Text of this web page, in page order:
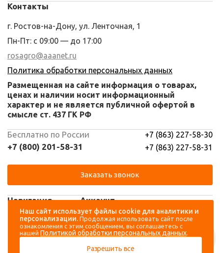
Навигация
Каталог
О компании
Аккаунт
Вход
Регистрация
Контакты
г. Ростов-на-Дону, ул. Ленточная, 1
Пн-Пт: с 09:00 — до 17:00
rosagro@aaanet.ru
Политика обработки персональных данных
Размещенная на сайте информация о товарах,
ценах и наличии носит информационный
характер и не является публичной офертой в
смысле ст. 437 ГК РФ
Бесплатно по России
+7 (800) 201-58-31
+7 (863) 227-58-30
+7 (863) 227-58-31
Заказать звонок
Наш сайт использует файлы cookie для аналитики и
персонализации. Продолжая использовать сайт после
ознакомления с этим сообщением, вы соглашаетесь с
нашей Политикой обработки персональных данных.
Разрешить все